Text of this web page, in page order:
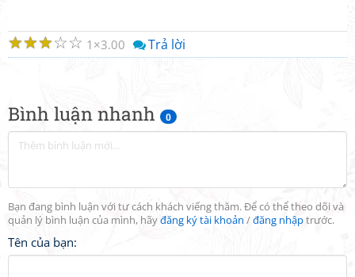
Bình luận nhanh 0
Bạn đang bình luận với tư cách khách viếng thăm. Để có thể theo dõi và
quản lý bình luận của mình, hãyđăng ký tài khoản /đăng nhậptrước.
Tên của bạn:
☆
☆
☆
☆
☆ 1 3.00 Trả lời